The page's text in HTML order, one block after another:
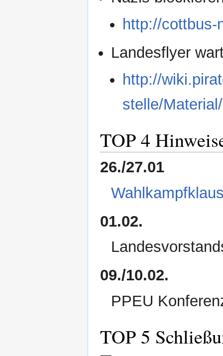
http://cottbus-
Landesflyer
http://
stelle/
TOP 4
26./27.01
01.02.
09./10.02.
PPEU
TOP 5